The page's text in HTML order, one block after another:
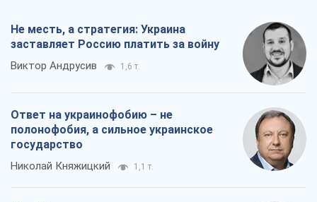
Не месть, а стратегия: Украина
заставляет Россию платить за войну
Виктор Андрусив 1,6 т.
Ответ на украинофобию – не
полонофобия, а сильное украинское
государство
Николай Княжицкий 1,1 т.